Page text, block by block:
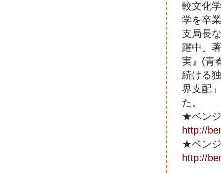
較文化
学を卒
支局長
躍中。
実』(青
続ける
界支配
た。
★ベン
http://
★ベン
http://